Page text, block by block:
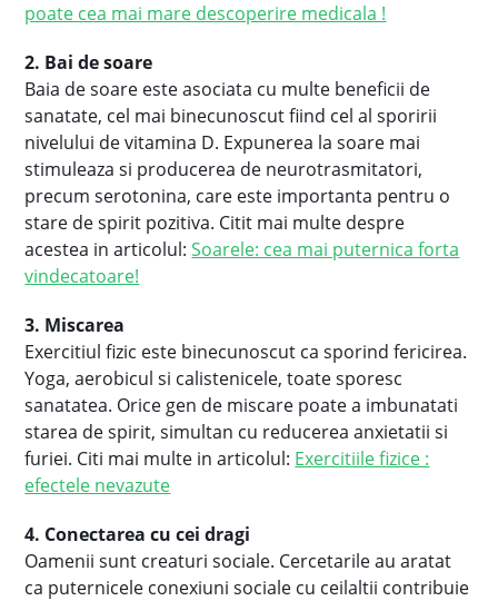
poate cea mai mare descoperire medicala !
2. Bai de soare
Baia de soare este asociata cu multe beneficii de
sanatate, cel mai binecunoscut fiind cel al sporirii
nivelului de vitamina D. Expunerea la soare mai
stimuleaza si producerea de neurotrasmitatori,
precum serotonina, care este importanta pentru o
stare de spirit pozitiva. Citit mai multe despre
acestea in articolul:Soarele: cea mai puternica forta
vindecatoare!
3. Miscarea
Exercitiul fizic este binecunoscut ca sporind fericirea.
Yoga, aerobicul si calistenicele, toate sporesc
sanatatea. Orice gen de miscare poate a imbunatati
starea de spirit, simultan cu reducerea anxietatii si
furiei. Citi mai multe in articolul: Exercitiile fizice :
efectele nevazute
4. Conectarea cu cei dragi
Oamenii sunt creaturi sociale. Cercetarile au aratat
ca puternicele conexiuni sociale cu ceilaltii contribuie